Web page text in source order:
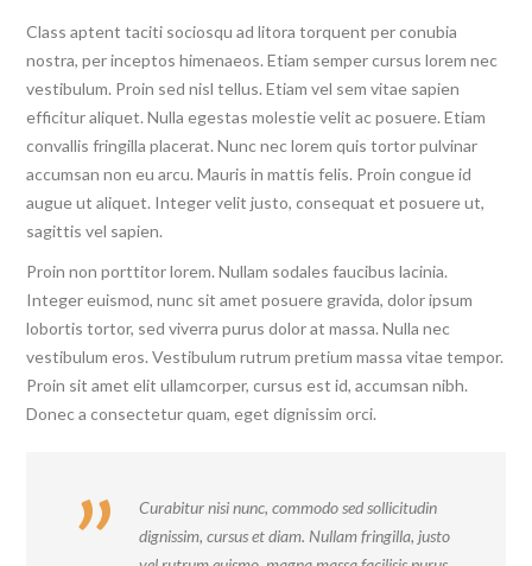
Class aptent taciti sociosqu ad litora torquent per conubia
nostra, per inceptos himenaeos. Etiam semper cursus lorem nec
vestibulum. Proin sed nisl tellus. Etiam vel sem vitae sapien
efficitur aliquet. Nulla egestas molestie velit ac posuere. Etiam
convallis fringilla placerat. Nunc nec lorem quis tortor pulvinar
accumsan non eu arcu. Mauris in mattis felis. Proin congue id
augue ut aliquet. Integer velit justo, consequat et posuere ut,
sagittis vel sapien.
Proin non porttitor lorem. Nullam sodales faucibus lacinia.
Integer euismod, nunc sit amet posuere gravida, dolor ipsum
lobortis tortor, sed viverra purus dolor at massa. Nulla nec
vestibulum eros. Vestibulum rutrum pretium massa vitae tempor.
Proin sit amet elit ullamcorper, cursus est id, accumsan nibh.
Donec a consectetur quam, eget dignissim orci.
Curabitur nisi nunc, commodo sed sollicitudin
dignissim, cursus et diam. Nullam fringilla, justo